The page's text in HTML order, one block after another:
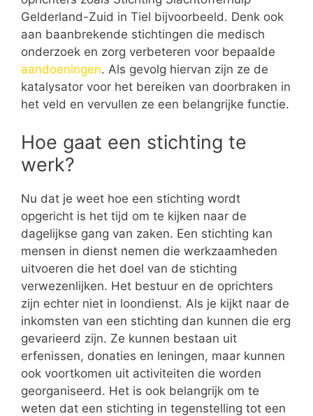
Gelderland-Zuid in Tiel bijvoorbeeld. Denk ook
aan baanbrekende stichtingen die medisch
onderzoek en zorg verbeteren voor bepaalde
aandoeningen. Als gevolg hiervan zijn ze de
katalysator voor het bereiken van doorbraken in
het veld en vervullen ze een belangrijke functie.
Hoe gaat een stichting te
werk?
Nu dat je weet hoe een stichting wordt
opgericht is het tijd om te kijken naar de
dagelijkse gang van zaken. Een stichting kan
mensen in dienst nemen die werkzaamheden
uitvoeren die het doel van de stichting
verwezenlijken. Het bestuur en de oprichters
zijn echter niet in loondienst. Als je kijkt naar de
inkomsten van een stichting dan kunnen die erg
gevarieerd zijn. Ze kunnen bestaan uit
erfenissen, donaties en leningen, maar kunnen
ook voortkomen uit activiteiten die worden
georganiseerd. Het is ook belangrijk om te
weten dat een stichting in tegenstelling tot een